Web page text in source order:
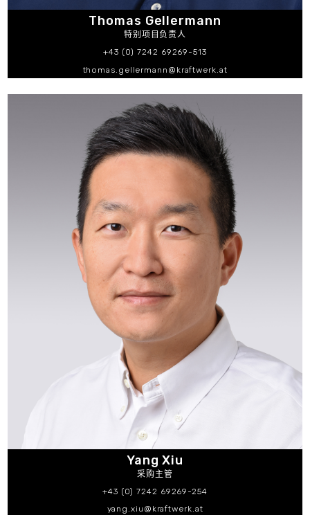
Thomas Gellermann
特别项目负责人
+43 (0) 7242 69269-513
thomas.gellermann@kraftwerk.at
Yang Xiu
采购主管
+43 (0) 7242 69269-254
yang.xiu@kraftwerk.at